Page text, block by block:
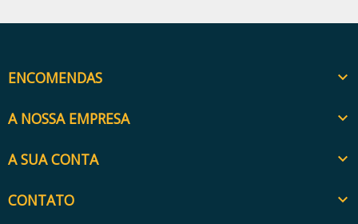
ENCOMENDAS 
A NOSSA EMPRESA 
A SUA CONTA 
CONTATO 